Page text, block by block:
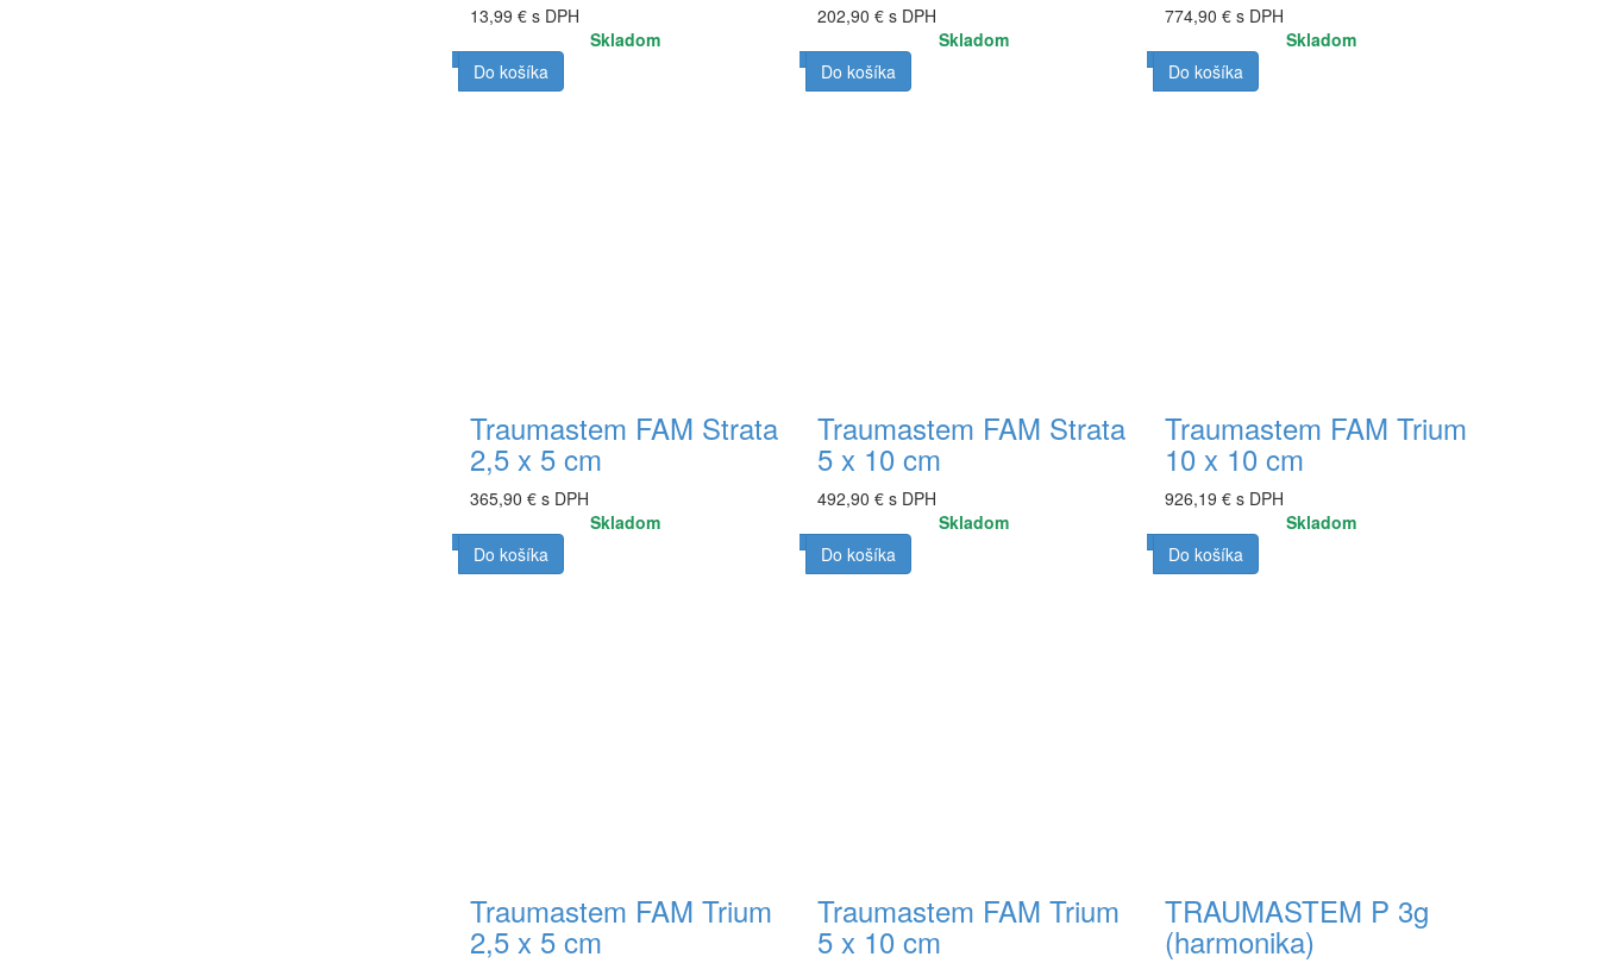
13,99 € s DPH
Skladom
Do košíka
202,90 € s DPH
Skladom
Do košíka
774,90 € s DPH
Skladom
Do košíka
Traumastem FAM Strata
2,5 x 5 cm
365,90 € s DPH
Skladom
Do košíka
Traumastem FAM Strata
5 x 10 cm
492,90 € s DPH
Skladom
Do košíka
Traumastem FAM Trium
10 x 10 cm
926,19 € s DPH
Skladom
Do košíka
Traumastem FAM Trium
2,5 x 5 cm
Traumastem FAM Trium
5 x 10 cm
TRAUMASTEM P 3g
(harmonika)